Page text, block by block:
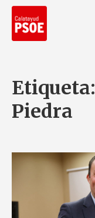
Etiqueta:
Piedra